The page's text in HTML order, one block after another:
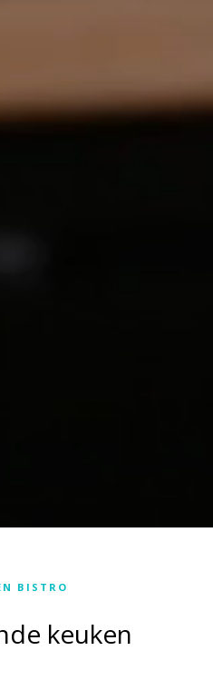
BISTRO
keuken